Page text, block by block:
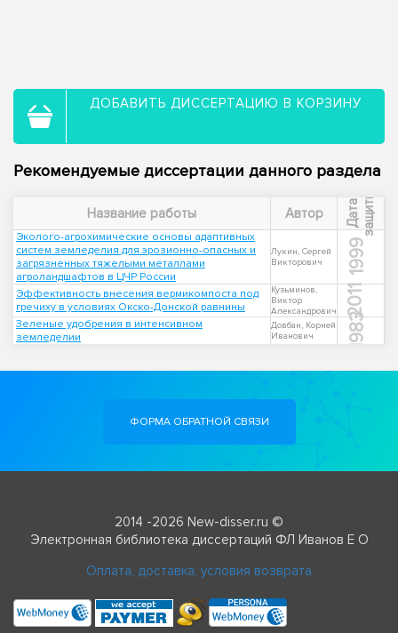
ДОБАВИТЬ ДИССЕРТАЦИЮ В КОРЗИНУ
Рекомендуемые диссертации данного раздела
Название работы Автор Д
а
т
а
з
а
щ
и
т ы
Эколого-агрохимические основы адаптивных
систем земледелия для эрозионно-опасных и
загрязненных тяжелыми металлами
агроландшафтов в ЦЧР России
Лукин, Сергей
Викторович
1999
Эффективность внесения вермикомпоста под
гречиху в условиях Окско-Донской равнины
Кузьминов,
Виктор
Александрович
2011
Зеленые удобрения в интенсивном
земледелии
Довбан, Корней
Иванович
1983
ФОРМА ОБРАТНОЙ СВЯЗИ
2014 -2026 New-disser.ru ©
Электронная библиотека диссертаций ФЛ Иванов Е О
Оплата, доставка, условия возврата